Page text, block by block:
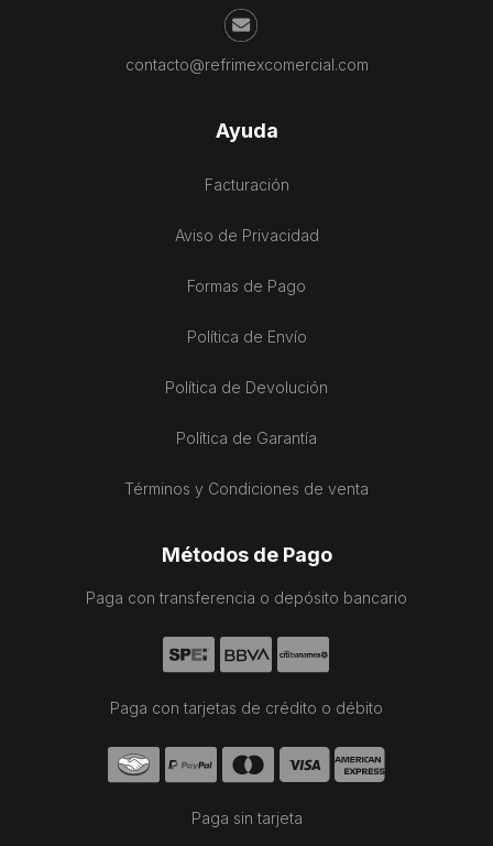
contacto@refrimexcomercial.com
Ayuda
Facturación
Aviso de Privacidad
Formas de Pago
Política de Envío
Política de Devolución
Política de Garantía
Términos y Condiciones de venta
Métodos de Pago
Paga con transferencia o depósito bancario
Paga con tarjetas de crédito o débito
Paga sin tarjeta